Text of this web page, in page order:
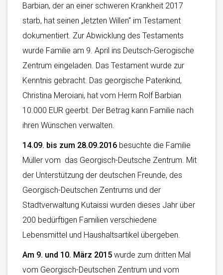
Barbian, der an einer schweren Krankheit 2017
starb, hat seinen „letzten Willen“ im Testament
dokumentiert. Zur Abwicklung des Testaments
wurde Familie am 9. April ins Deutsch-Gerogische
Zentrum eingeladen. Das Testament wurde zur
Kenntnis gebracht. Das georgische Patenkind,
Christina Meroiani, hat vom Herrn Rolf Barbian
10.000 EUR geerbt. Der Betrag kann Familie nach
ihren Wünschen verwalten.
14.09. bis zum 28.09.2016 besuchte die Familie
Müller vom das Georgisch-Deutsche Zentrum. Mit
der Unterstützung der deutschen Freunde, des
Georgisch-Deutschen Zentrums und der
Stadtverwaltung Kutaissi wurden dieses Jahr über
200 bedürftigen Familien verschiedene
Lebensmittel und Haushaltsartikel übergeben.
Am 9. und 10. März 2015 wurde zum dritten Mal
vom Georgisch-Deutschen Zentrum und vom